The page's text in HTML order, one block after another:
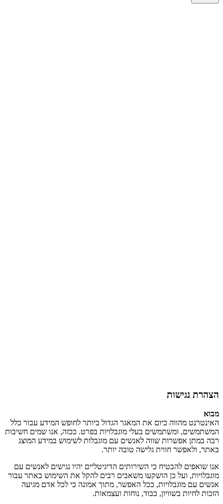
הצהרת נגישות
מבוא
האינטרנט מהווה כיום את המאגר הגדול ביותר לחופש המידע עבור כלל
המשתמשים, ומשתמשים בעלי מוגבלויות בפרט. ככזה, אנו שמים חשיבות
רבה במתן אפשרות שווה לאנשים עם מוגבלות לשימוש במידע המוצג
באתר, ולאפשר חווית גלישה טובה יותר.
אנו שואפים להבטיח כי השירותים הדיגיטליים יהיו נגישים לאנשים עם
מוגבלויות, ועל כן הושקעו משאבים רבים להקל את השימוש באתר עבור
אנשים עם מוגבלויות, ככל האפשר, מתוך אמונה כי לכל אדם מגיעה
הזכות לחיות בשוויון, כבוד, נוחות ועצמאות.